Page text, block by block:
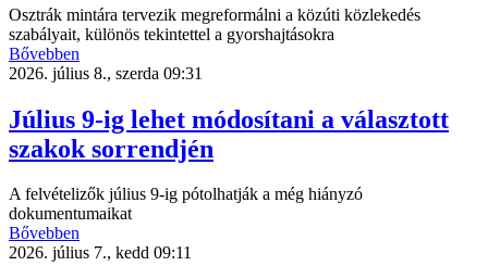
Osztrák mintára tervezik megreformálni a közúti közlekedés
szabályait, különös tekintettel a gyorshajtásokra
Bővebben
2026. július 8., szerda 09:31
Július 9-ig lehet módosítani a választott
szakok sorrendjén
A felvételizők július 9-ig pótolhatják a még hiányzó
dokumentumaikat
Bővebben
2026. július 7., kedd 09:11